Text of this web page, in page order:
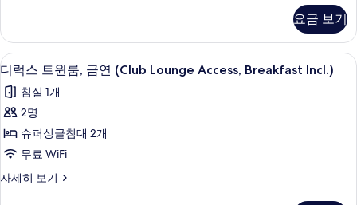
(B,
Club
Lounge
Access,
Breakfast
Incl)
사
진
모
블
룸,
금
연
(B,
Club
Access,
Breakfast
자
요금 보기
디
럭
스
트
윈
룸,
금
미니바, 객실 내 금고, 책상, 다리미/다
3
디럭스 트윈룸, 금연 (Club Lounge Access, Breakfast Incl.)
침실 1개
2명
슈퍼싱글침대 2개
무료 WiFi
자세히 보기
디